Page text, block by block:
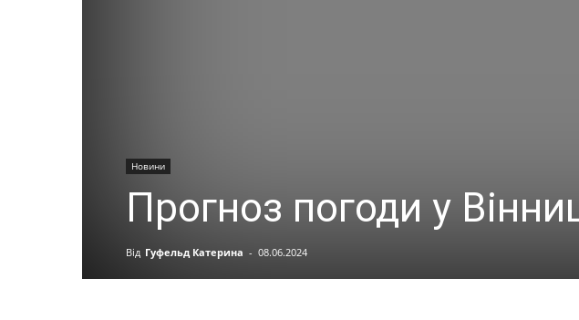
Новини
Прогноз погоди у
Від Гуфельд Катерина - 08.06.2024